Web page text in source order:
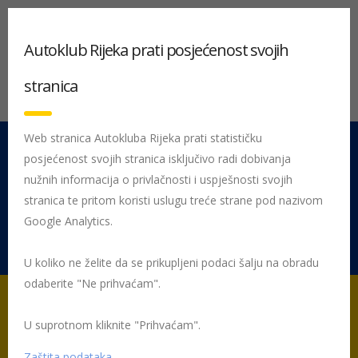
051 212 442 Centrala
Pon - Pet 08:00 - 16:00
Rujevica 9/1, 51000 Rijeka
Početna Posljednje objavljene novosti
Autoklub Rijeka prati posjećenost svojih
stranica
Web stranica Autokluba Rijeka prati statističku
posjećenost svojih stranica isključivo radi dobivanja
nužnih informacija o privlačnosti i uspješnosti svojih
stranica te pritom koristi uslugu treće strane pod nazivom
Google Analytics.
U koliko ne želite da se prikupljeni podaci šalju na obradu
odaberite "Ne prihvaćam".
U suprotnom kliknite "Prihvaćam".